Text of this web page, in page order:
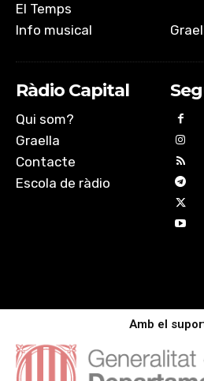
El Temps
Info musical
Ràdio Capital
Qui som?
Graella
Contacte
Escola de ràdio
Amb el